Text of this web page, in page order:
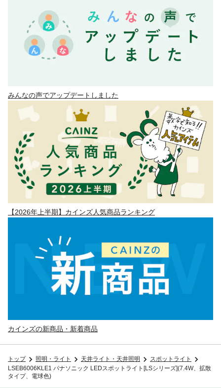
みんなの声でアップデートしました
【2026年上半期】カインズ人気商品ランキング
カインズの新商品・新着商品
トップ 照明・ライト 天井ライト・天井照明
スポットライト
LSEB6006KLE1 パナソニック LEDスポットライト[LSシリーズ](7.4W、拡散
タイプ、電球色)